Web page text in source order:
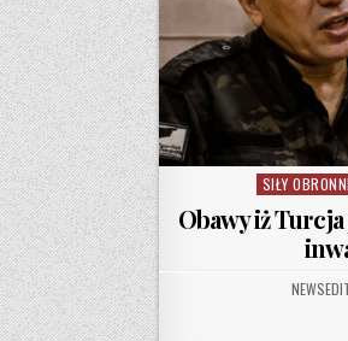
Posted in
SIŁY
Obawy iż
AUTHOR: